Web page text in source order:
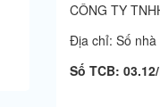
CÔNG TY
Địa chỉ: Số nhà
Số TCB: